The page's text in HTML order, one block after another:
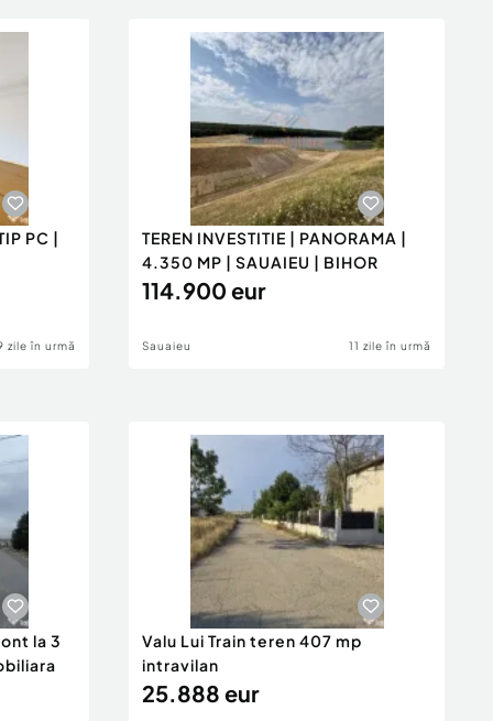
PC |
zile în urmă
TEREN INVESTITIE | PANORAMA |
4.350 MP | SAUAIEU | BIHOR
114.900 eur
Sauaieu 11 zile în urmă
la 3
Valu Lui Train teren 407 mp
intravilan
25.888 eur